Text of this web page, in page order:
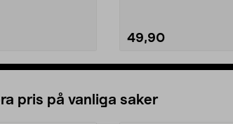
49,90
pris på vanliga saker